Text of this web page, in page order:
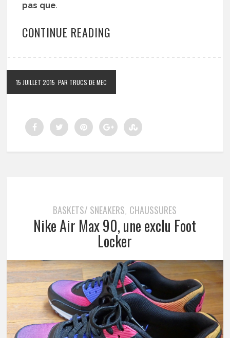
pas que.
CONTINUE READING
15 JUILLET 2015 PAR TRUCS DE MEC
BASKETS/ SNEAKERS, CHAUSSURES
Nike Air Max 90, une exclu Foot
Locker